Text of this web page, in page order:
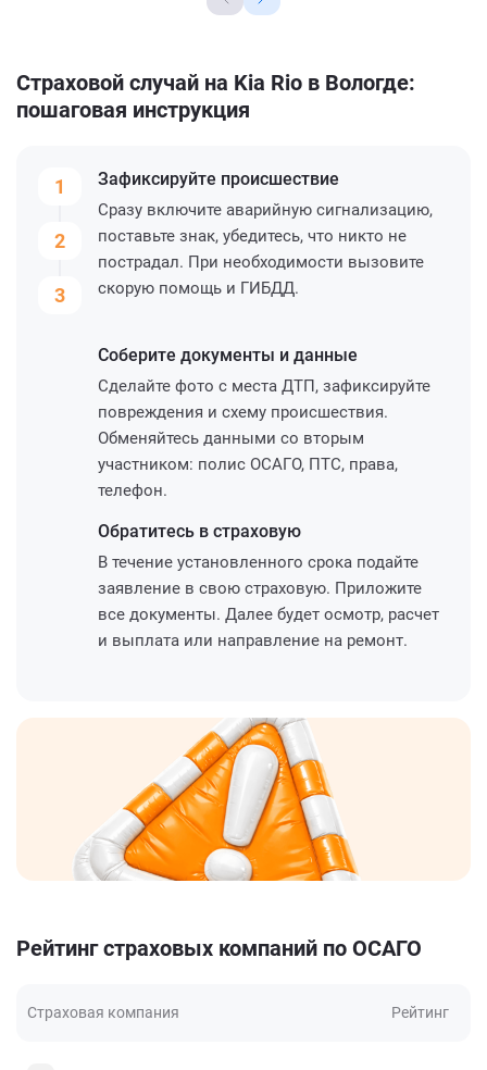
Страховой случай на Kia Rio в Вологде:
пошаговая инструкция
1
2
3
Зафиксируйте происшествие
Сразу включите аварийную сигнализацию,
поставьте знак, убедитесь, что никто не
пострадал. При необходимости вызовите
скорую помощь и ГИБДД.
Соберите документы и данные
Сделайте фото с места ДТП, зафиксируйте
повреждения и схему происшествия.
Обменяйтесь данными со вторым
участником: полис ОСАГО, ПТС, права,
телефон.
Обратитесь в страховую
В течение установленного срока подайте
заявление в свою страховую. Приложите
все документы. Далее будет осмотр, расчет
и выплата или направление на ремонт.
Рейтинг страховых компаний по ОСАГО
Страховая компания Рейтинг